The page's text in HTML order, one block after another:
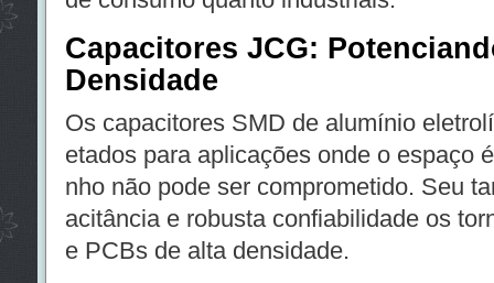
Capacitores JCG:
Densidade
Os capacitores SMD de alumínio
etados para aplicações onde o espaço
nho não pode ser comprometido. Seu
acitância e robusta confiabilidade os
e PCBs de alta densidade.